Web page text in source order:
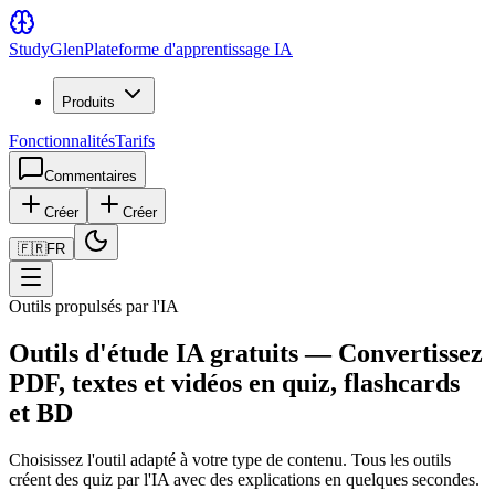
StudyGlenPlateforme d'apprentissage IA
Produits
FonctionnalitésTarifs
Commentaires
Créer Créer
🇫🇷FR
Outils propulsés par l'IA
Outils d'étude IA gratuits — Convertissez
PDF, textes et vidéos en quiz, flashcards
et BD
Choisissez l'outil adapté à votre type de contenu. Tous les outils
créent des quiz par l'IA avec des explications en quelques secondes.